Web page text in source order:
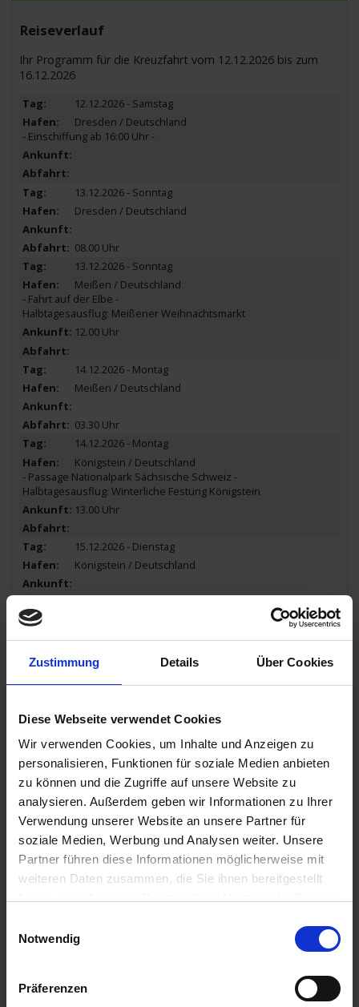
Zustimmung Details Über Cookies
Diese Webseite verwendet Cookies
Wir verwenden Cookies, um Inhalte und Anzeigen zu
personalisieren, Funktionen für soziale Medien anbieten
zu können und die Zugriffe auf unsere Website zu
analysieren. Außerdem geben wir Informationen zu Ihrer
Verwendung unserer Website an unsere Partner für
soziale Medien, Werbung und Analysen weiter. Unsere
Partner führen diese Informationen möglicherweise mit
weiteren Daten zusammen, die Sie ihnen bereitgestellt
Notwendig
Präferenzen
Reiseverlauf
Ihr Programm für die Kreuzfahrt vom 12.12.2026 bis zum
16.12.2026
12.12.2026 - Samstag
Dresden / Deutschland
- Einschiffung ab 16:00 Uhr -
13.12.2026 - Sonntag
Dresden / Deutschland
08.00 Uhr
13.12.2026 - Sonntag
Meißen / Deutschland
- Fahrt auf der Elbe -
Halbtagesausflug: Meißener Weihnachtsmarkt
12.00 Uhr
14.12.2026 - Montag
Meißen / Deutschland
03.30 Uhr
14.12.2026 - Montag
Königstein / Deutschland
- Passage Nationalpark Sächsische Schweiz -
Halbtagesausflug: Winterliche Festung Königstein
13.00 Uhr
15.12.2026 - Dienstag
Königstein / Deutschland
Bad Schandau / Deutschland
Passage Nationalpark Sächsische Schweiz
08.00 Uhr
15.12.2026 - Dienstag
Dresden / Deutschland
Abendausflug: Striezelmarkt Dresden
16.00 Uhr
16.12.2026 - Mittwoch
Dresden / Deutschland
- Ausschiffung nach dem Frühstück -
28/ Ausflüge mit Bus und ggf. Eintrittsgeldern ca. € 39bis € 119.
Alle Zeiten sind Richtzeiten. Programmänderungen, auch durch
Mindestteilnehmerzahl: 60 Personen